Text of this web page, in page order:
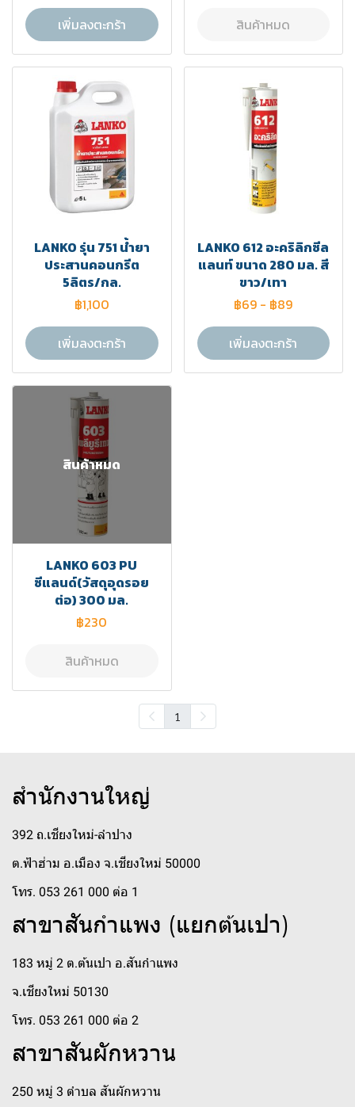
เพิ่มลงตะกร้า สินค้าหมด
LANKO รุ่น 751 น้ำยา
ประสานคอนกรีต
5ลิตร/กล.
฿1,100
เพิ่มลงตะกร้า
LANKO 612 อะคริลิกซีล
แลนท์ ขนาด 280 มล. สี
ขาว/เทา
฿69 - ฿89
เพิ่มลงตะกร้า
สินค้าหมด
LANKO 603 PU
ซีแลนด์(วัสดุอุดรอย
ต่อ) 300 มล.
฿230
สินค้าหมด
1
สำนักงานใหญ่
392 ถ.เชียงใหม่-ลำปาง
ต.ฟ้าฮ่าม อ.เมือง จ.เชียงใหม่ 50000
โทร. 053 261 000 ต่อ 1
สาขาสันกำแพง (แยกต้นเปา)
183 หมู่ 2 ต.ต้นเปา อ.สันกำแพง
จ.เชียงใหม่ 50130
โทร. 053 261 000 ต่อ 2
สาขาสันผักหวาน
250 หมู่ 3 ตำบล สันผักหวาน